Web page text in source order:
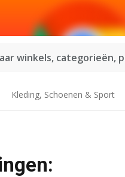
winkels, categorieën,
Kleding, Schoenen & Sport